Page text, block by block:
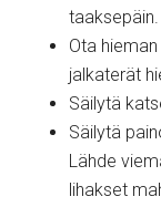
taaksepäin.
Ota
jalkaterät
Säilytä
Säilytä
Lähde
lihakset